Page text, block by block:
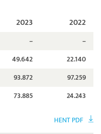
2023 2022
–
–
49.642
22.140
93.872
97.259
73.885 24.243
HENT PDF